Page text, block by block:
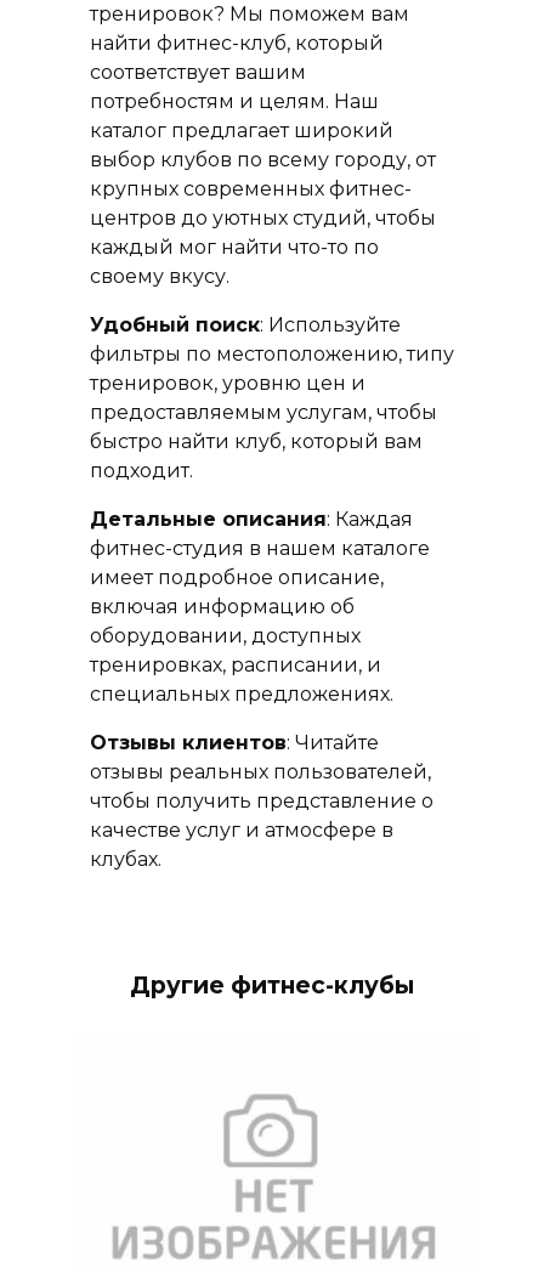
тренировок? Мы поможем вам
найти фитнес-клуб, который
соответствует вашим
потребностям и целям. Наш
каталог предлагает широкий
выбор клубов по всему городу, от
крупных современных фитнес-
центров до уютных студий, чтобы
каждый мог найти что-то по
своему вкусу.
Удобный поиск: Используйте
фильтры по местоположению, типу
тренировок, уровню цен и
предоставляемым услугам, чтобы
быстро найти клуб, который вам
подходит.
Детальные описания: Каждая
фитнес-студия в нашем каталоге
имеет подробное описание,
включая информацию об
оборудовании, доступных
тренировках, расписании, и
специальных предложениях.
Отзывы клиентов: Читайте
отзывы реальных пользователей,
чтобы получить представление о
качестве услуг и атмосфере в
клубах.
Другие фитнес-клубы